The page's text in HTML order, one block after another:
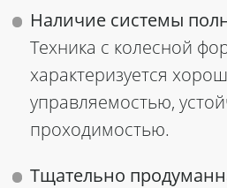
Наличие системы
Техника с колесной
характеризуется
управляемостью,
проходимостью.
Тщательно